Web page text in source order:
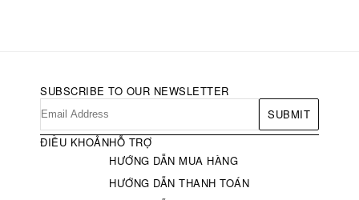
SUBSCRIBE TO OUR NEWSLETTER
SUBMIT
ĐIỀU KHOẢNHỖ TRỢ
HƯỚNG DẪN MUA HÀNG
HƯỚNG DẪN THANH TOÁN